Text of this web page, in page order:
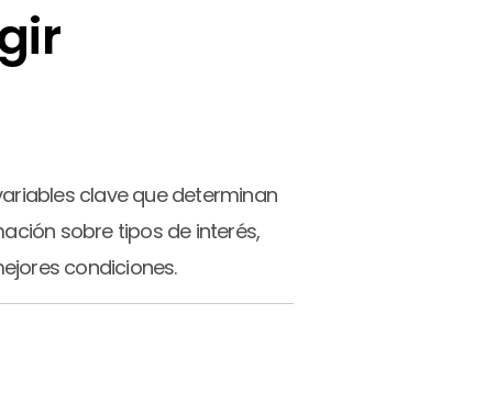
clave que determinan
sobre tipos de interés,
condiciones.